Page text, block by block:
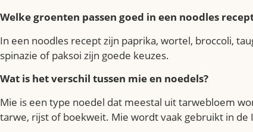
Welke groenten passen goed in een noodles
In een noodles recept zijn paprika, wortel, broccoli,
spinazie of paksoi zijn goede keuzes.
Wat is het verschil tussen mie en noedels?
Mie is een type noedel dat meestal uit tarwebloem
tarwe, rijst of boekweit. Mie wordt vaak gebruikt in